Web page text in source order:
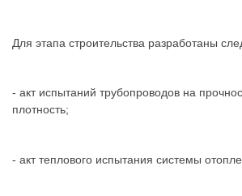
Для этапа строительства разработаны
- акт испытаний трубопроводов на
плотность;
- акт теплового испытания системы